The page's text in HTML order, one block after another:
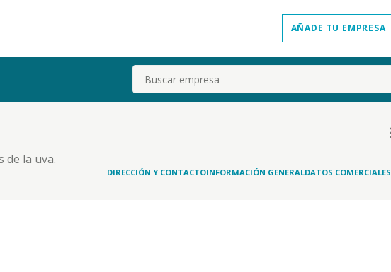
AÑADE TU EMPRESA
Buscar
de la uva.
DIRECCIÓN Y CONTACTOINFORMACIÓN GENERALDATOS COMERCIALES